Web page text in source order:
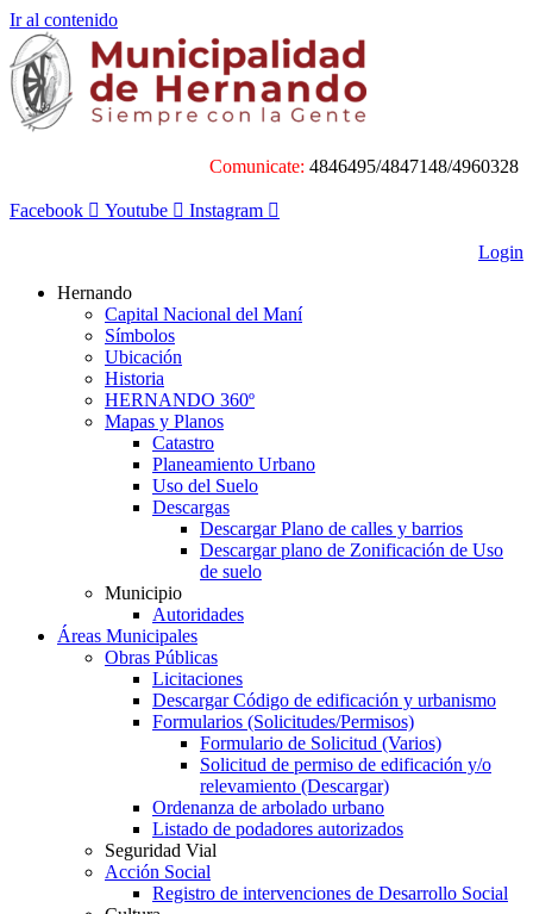
Ir al contenido
Comunicate: 4846495/4847148/4960328
Facebook Youtube Instagram
Login
Hernando
Capital Nacional del Maní
Símbolos
Ubicación
Historia
HERNANDO 360º
Mapas y Planos
Catastro
Planeamiento Urbano
Uso del Suelo
Descargas
Descargar Plano de calles y barrios
Descargar plano de Zonificación de Uso
de suelo
Municipio
Autoridades
Áreas Municipales
Obras Públicas
Licitaciones
Descargar Código de edificación y urbanismo
Formularios (Solicitudes/Permisos)
Formulario de Solicitud (Varios)
Solicitud de permiso de edificación y/o
relevamiento (Descargar)
Ordenanza de arbolado urbano
Listado de podadores autorizados
Seguridad Vial
Acción Social
Registro de intervenciones de Desarrollo Social